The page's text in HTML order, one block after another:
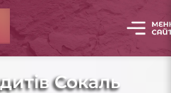
Сокаль